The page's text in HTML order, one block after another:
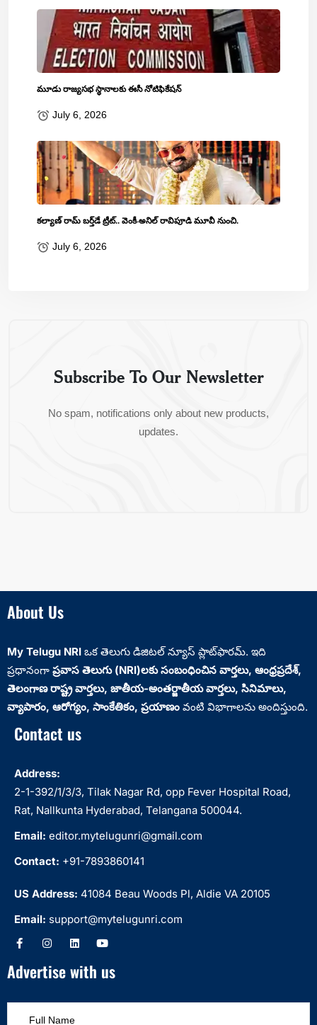
మూడు రాజ్యసభ స్థానాలకు ఈసీ నోటిఫికేషన్
July 6, 2026
కల్యాణ్ రామ్ బ‌ర్త్‌డే ట్రీట్‌.. వెంకీ-అనిల్ రావిపూడి మూవీ నుంచి.
July 6, 2026
Subscribe To Our Newsletter
No spam, notifications only about new products,
updates.
About Us
My Telugu NRI ఒక తెలుగు డిజిటల్ న్యూస్ ప్లాట్‌ఫారమ్. ఇది
ప్రధానంగా ప్రవాస తెలుగు (NRI)లకు సంబంధించిన వార్తలు, ఆంధ్రప్రదేశ్‌,
తెలంగాణ రాష్ట్ర వార్తలు, జాతీయ-అంతర్జాతీయ వార్తలు, సినిమాలు,
వ్యాపారం, ఆరోగ్యం, సాంకేతికం, ప్రయాణం వంటి విభాగాలను అందిస్తుంది.
Contact us
Address:
2-1-392/1/3/3, Tilak Nagar Rd, opp Fever Hospital Road,
Rat, Nallkunta Hyderabad, Telangana 500044.
Email: editor.mytelugunri@gmail.com
Contact: +91-7893860141
US Address: 41084 Beau Woods Pl, Aldie VA 20105
Email: support@mytelugunri.com
Advertise with us